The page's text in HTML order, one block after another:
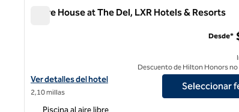
Shore House at The Del, LXR Hotels & Resorts
Ver detalles del hotel Shore House at The Del, LXR
Ver detalles del hotel
2,10 millas
Desde*
Descuento de Hilton Honors
Seleccionar